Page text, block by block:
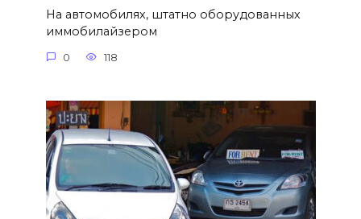
На автомобилях, штатно оборудованных
иммобилайзером
0 118